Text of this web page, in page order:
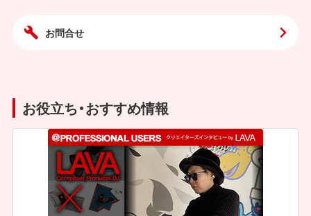
お問合せ
お役立ち・おすすめ情報